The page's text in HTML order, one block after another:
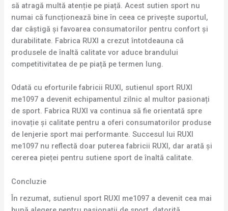
să atragă multă atenție pe piață. Acest sutien sport nu
numai că funcționează bine în ceea ce privește suportul,
dar câștigă și favoarea consumatorilor pentru confort și
durabilitate. Fabrica RUXI a crezut întotdeauna că
produsele de înaltă calitate vor aduce brandului
competitivitatea de pe piață pe termen lung.
Odată cu eforturile fabricii RUXI, sutienul sport RUXI
me1097 a devenit echipamentul zilnic al multor pasionați
de sport. Fabrica RUXI va continua să fie orientată spre
inovație și calitate pentru a oferi consumatorilor produse
de lenjerie sport mai performante. Succesul lui RUXI
me1097 nu reflectă doar puterea fabricii RUXI, dar arată și
cererea pieței pentru sutiene sport de înaltă calitate.
Concluzie
În rezumat, sutienul sport RUXI me1097 a devenit cea mai